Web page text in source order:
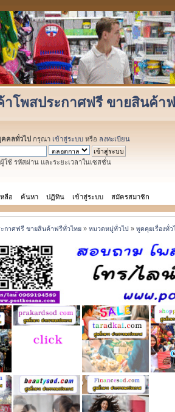
โพสประกาศฟรี ขายสินค้า
คคลทั่วไป กรุณา เข้าสู่ระบบ หรือ ลงทะเบียน
ใช้ รหัสผ่าน และระยะเวลาในเซสชั่น
ลือ ค้นหา ปฏิทิน เข้าสู่ระบบ สมัครสมาชิก
กาศฟรี ขายสินค้าฟรีทั่วไทย »หมวดหมู่ทั่วไป »พูดคุยเรื่องทั่ว